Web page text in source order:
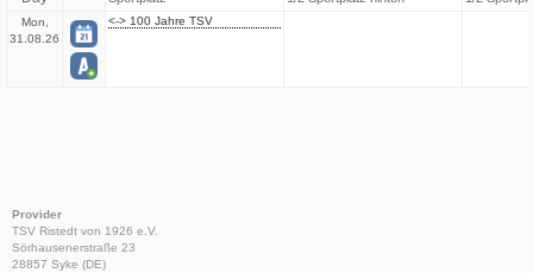
Mon,
31.08.26
<-> 100 Jahre TSV
Provider
TSV Ristedt von 1926 e.V.
Sörhausenerstraße 23
28857 Syke (DE)